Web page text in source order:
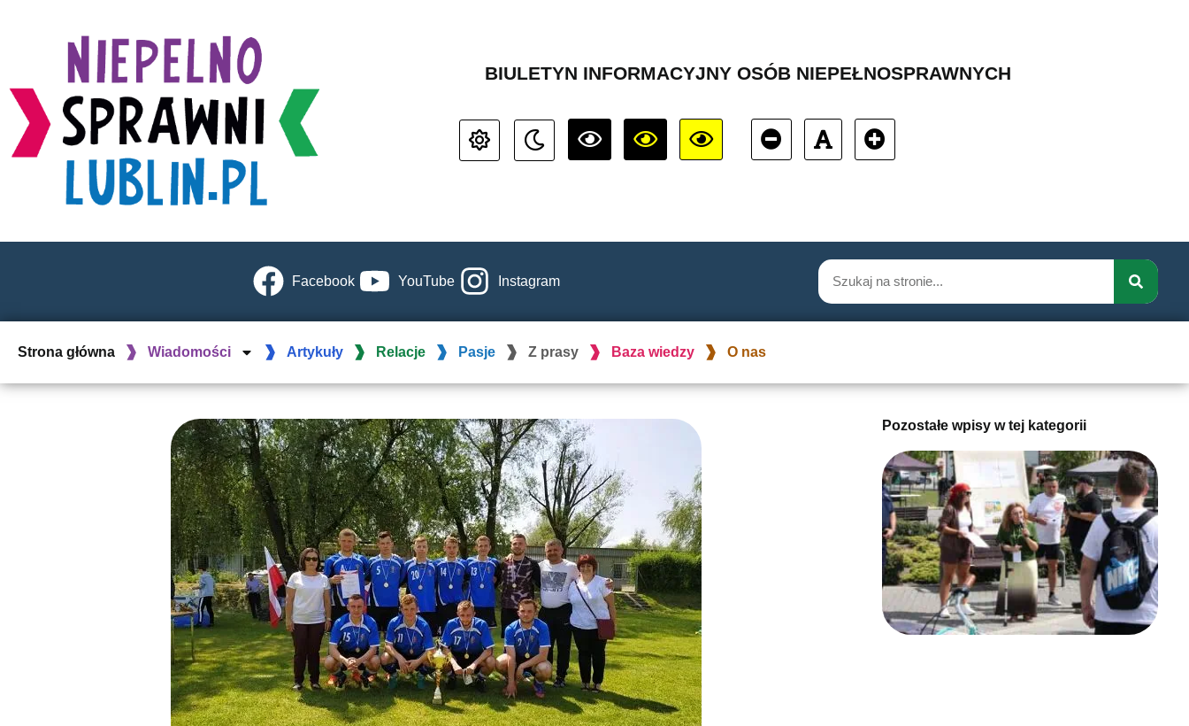
BIULETYN INFORMACYJNY OSÓB NIEPEŁNOSPRAWNYCH
Facebook YouTube Instagram
Strona główna Wiadomości Artykuły Relacje Pasje Z prasy Baza wiedzy O nas
Pozostałe wpisy w tej kategorii